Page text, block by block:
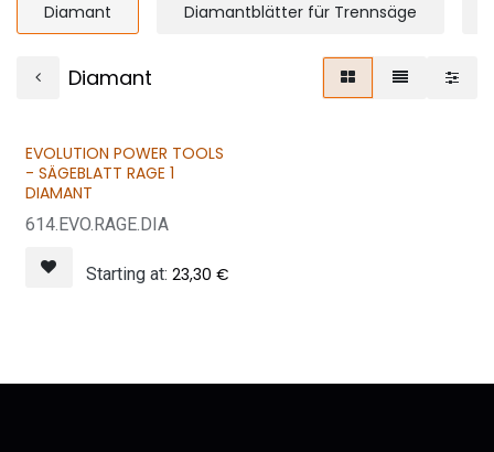
Diamant Diamantblätter für Trennsäge
Diamant
EVOLUTION POWER TOOLS
- SÄGEBLATT RAGE 1
DIAMANT
614.EVO.RAGE.DIA
Starting at: 23,30 €